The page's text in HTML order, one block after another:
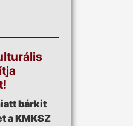
bárkit
a KMKSZ